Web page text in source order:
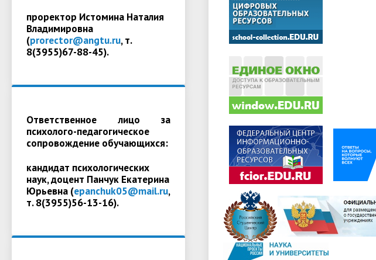
проректор Истомина Наталия
Владимировна
(prorector@angtu.ru, т.
8(3955)67-88-45).
Ответственное лицо за
психолого-педагогическое
сопровождение обучающихся:
кандидат психологических
наук, доцент Панчук Екатерина
Юрьевна (epanchuk05@mail.ru,
т. 8(3955)56-13-16).